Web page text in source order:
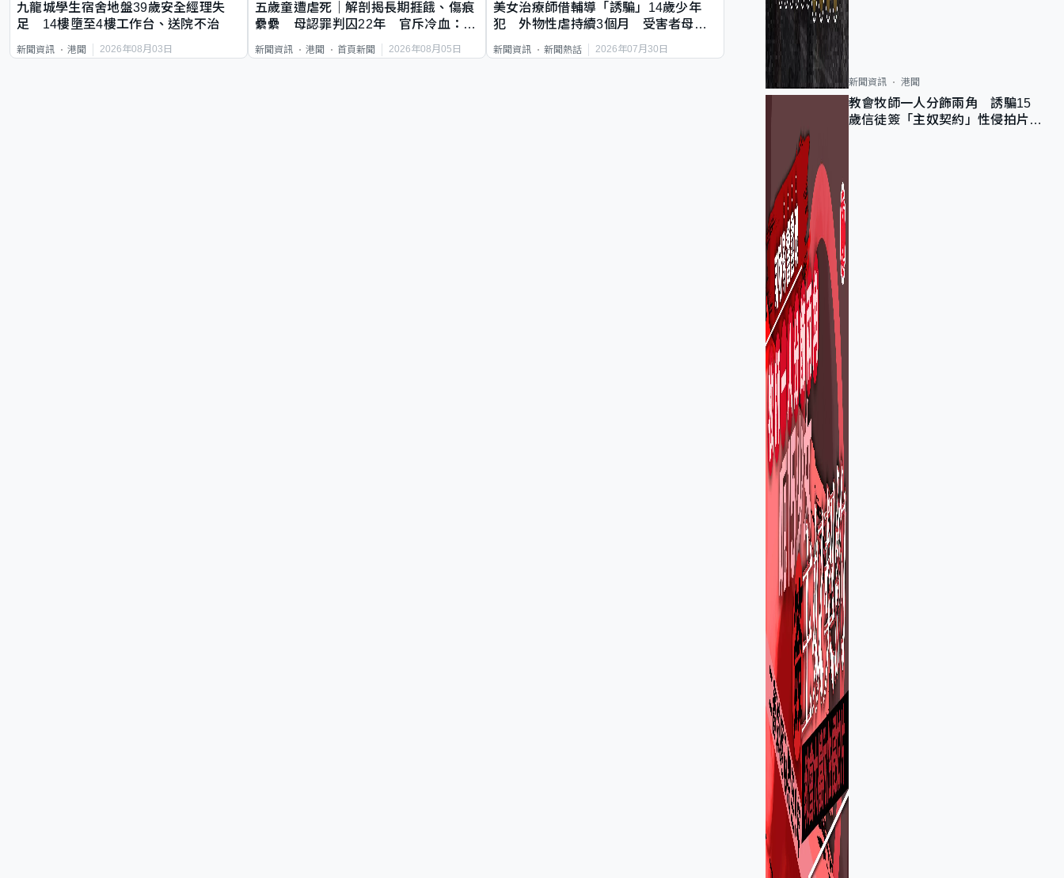
九龍城學生宿舍地盤39歲安全經理失
足 14樓墮至4樓工作台、送院不治
新聞資訊 港聞 2026年08月03日
五歲童遭虐死｜解剖揭長期捱餓、傷痕
纍纍 母認罪判囚22年 官斥冷血：同
新聞資訊 港聞 首頁新聞 2026年08月05日
美女治療師借輔導「誘騙」14歲少年
犯 外物性虐持續3個月 受害者母：
新聞資訊 新聞熱話 2026年07月30日
新聞資訊 港聞
教會牧師一人分飾兩角 誘騙15
歲信徒簽「主奴契約」性侵拍片